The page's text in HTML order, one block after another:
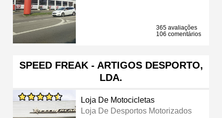
365 avaliações
106 comentários
SPEED FREAK - ARTIGOS DESPORTO,
LDA.
Loja De Motocicletas
Loja De Desportos Motorizados